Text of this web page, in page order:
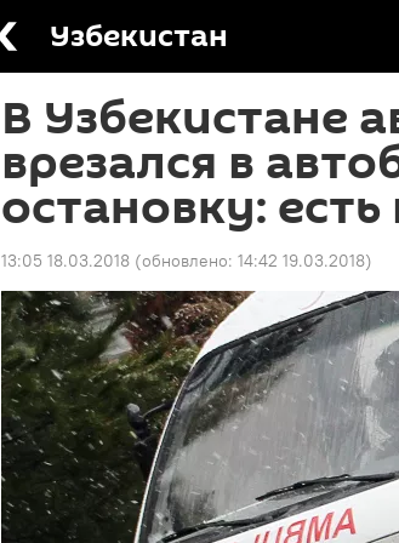
Узбекистан
В Узбекистане
врезался в
остановку:
13:05 18.03.2018 (обновлено: 14:42 19.03.2018)